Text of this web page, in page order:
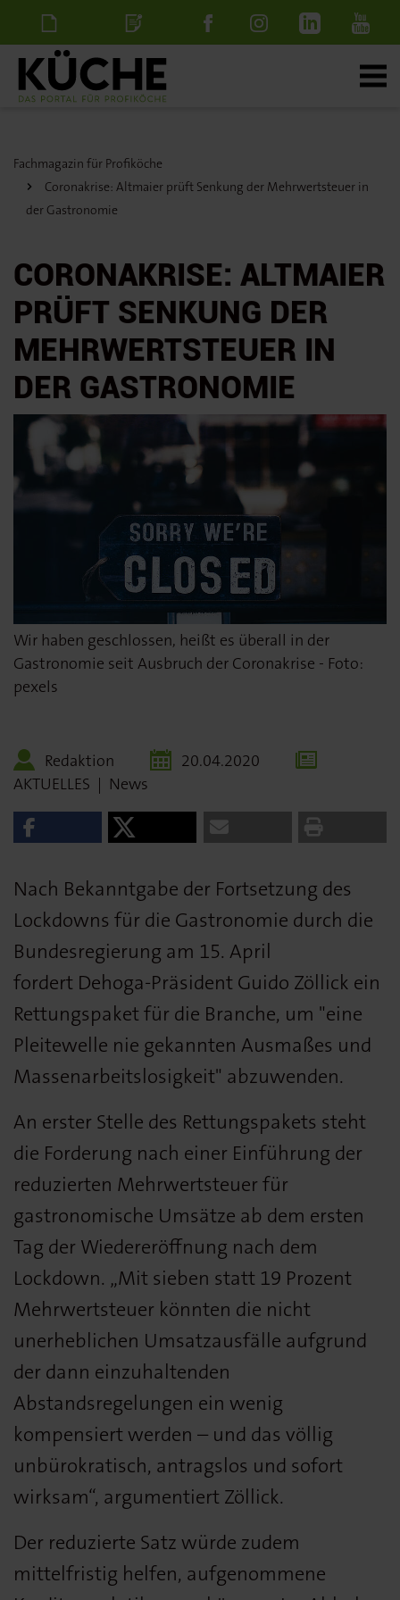
NewsletterStellenanzeige
Fachmagazin für Profiköche
Coronakrise: Altmaier prüft Senkung der Mehrwertsteuer in
der Gastronomie
CORONAKRISE: ALTMAIER
PRÜFT SENKUNG DER
MEHRWERTSTEUER IN
DER GASTRONOMIE
Wir haben geschlossen, heißt es überall in der
Gastronomie seit Ausbruch der Coronakrise - Foto:
pexels
Redaktion
20.04.2020
AKTUELLES | News
Nach Bekanntgabe der Fortsetzung des
Lockdowns für die Gastronomie durch die
Bundesregierung am 15. April
fordert Dehoga-Präsident Guido Zöllick ein
Rettungspaket für die Branche, um "eine
Pleitewelle nie gekannten Ausmaßes und
Massenarbeitslosigkeit" abzuwenden.
An erster Stelle des Rettungspakets steht
die Forderung nach einer Einführung der
reduzierten Mehrwertsteuer für
gastronomische Umsätze ab dem ersten
Tag der Wiedereröffnung nach dem
Lockdown. „Mit sieben statt 19 Prozent
Mehrwertsteuer könnten die nicht
unerheblichen Umsatzausfälle aufgrund
der dann einzuhaltenden
Abstandsregelungen ein wenig
kompensiert werden – und das völlig
unbürokratisch, antragslos und sofort
wirksam“, argumentiert Zöllick.
Der reduzierte Satz würde zudem
mittelfristig helfen, aufgenommene